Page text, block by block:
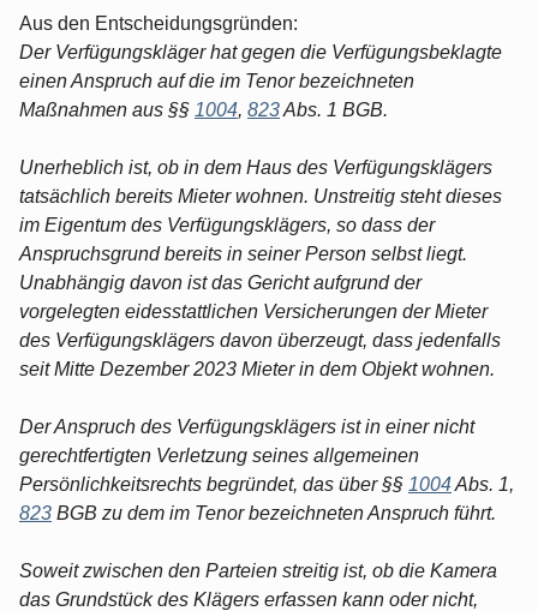
Aus den Entscheidungsgründen:
Der Verfügungskläger hat gegen die Verfügungsbeklagte
einen Anspruch auf die im Tenor bezeichneten
Maßnahmen aus §§ 1004, 823Abs. 1 BGB.
Unerheblich ist, ob in dem Haus des Verfügungsklägers
tatsächlich bereits Mieter wohnen. Unstreitig steht dieses
im Eigentum des Verfügungsklägers, so dass der
Anspruchsgrund bereits in seiner Person selbst liegt.
Unabhängig davon ist das Gericht aufgrund der
vorgelegten eidesstattlichen Versicherungen der Mieter
des Verfügungsklägers davon überzeugt, dass jedenfalls
seit Mitte Dezember 2023 Mieter in dem Objekt wohnen.
Der Anspruch des Verfügungsklägers ist in einer nicht
gerechtfertigten Verletzung seines allgemeinen
Persönlichkeitsrechts begründet, das über §§ 1004Abs. 1,
823 BGB zu dem im Tenor bezeichneten Anspruch führt.
Soweit zwischen den Parteien streitig ist, ob die Kamera
das Grundstück des Klägers erfassen kann oder nicht,